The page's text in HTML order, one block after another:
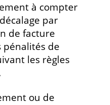
à compter
par
de facture
pénalités de
les règles
ou de